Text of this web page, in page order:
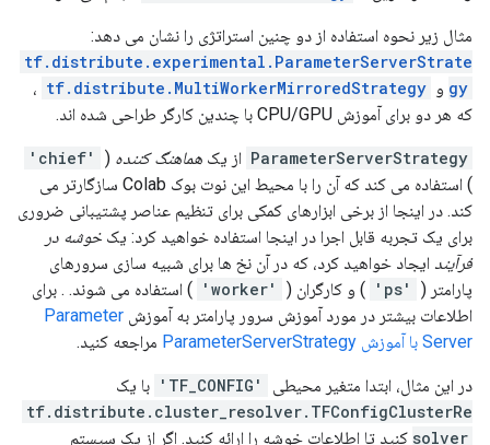
INFO:tensorflow:Calling checkpoint listeners
INFO:tensorflow:Saving checkpoints for 0 into /tmp/
INFO:tensorflow:Calling checkpoint listeners after
INFO:tensorflow:loss = 0.038075272, step = 0
INFO:tensorflow:Calling checkpoint listeners
INFO:tensorflow:Saving checkpoints for 3 into /tmp/
INFO:tensorflow:Calling checkpoint listeners after
INFO:tensorflow:Calling model_fn.
INFO:tensorflow:Done calling model_fn.
INFO:tensorflow:Starting evaluation at 2021-11-
INFO:tensorflow:Graph was finalized.
INFO:tensorflow:Restoring parameters from /tmp/
INFO:tensorflow:Running local_init_op.
INFO:tensorflow:Done running local_init_op.
INFO:tensorflow:Inference Time : 0.13630s
INFO:tensorflow:Saving dict for global step 3:
INFO:tensorflow:Saving 'checkpoint_path' summary
INFO:tensorflow:Loss for final step: 0.061832994.
مثال زیر نحوه استفاده از دو چنین استراتژی را نشان می دهد:
tf.distribute.experimental.ParameterServerStrate
gy و tf.distribute.MultiWorkerMirroredStrategy ،
که هر دو برای آموزش CPU/GPU با چندین کارگر طراحی شده اند.
ParameterServerStrategy از یک هماهنگ کننده (
'chief'
) استفاده می کند که آن را با محیط این نوت بوک Colab سازگارتر می
کند. در اینجا از برخی ابزارهای کمکی برای تنظیم عناصر پشتیبانی ضروری
برای یک تجربه قابل اجرا در اینجا استفاده خواهید کرد: یک خوشه در
فرآیند ایجاد خواهید کرد، که در آن نخ ها برای شبیه سازی سرورهای
پارامتر (
'ps' ) و کارگران ( 'worker'
) استفاده می شوند. . برای
اطلاعات بیشتر در مورد آموزش سرور پارامتر به آموزش Parameter
Server با آموزش ParameterServerStrategy
مراجعه کنید.
در این مثال، ابتدا متغیر محیطی 'TF_CONFIG'
با یک
tf.distribute.cluster_resolver.TFConfigClusterRe
solver کنید تا اطلاعات خوشه را ارائه کنید. اگر از یک سیستم